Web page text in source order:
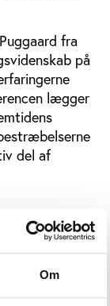
Om
fra
på
lægger
del af
og